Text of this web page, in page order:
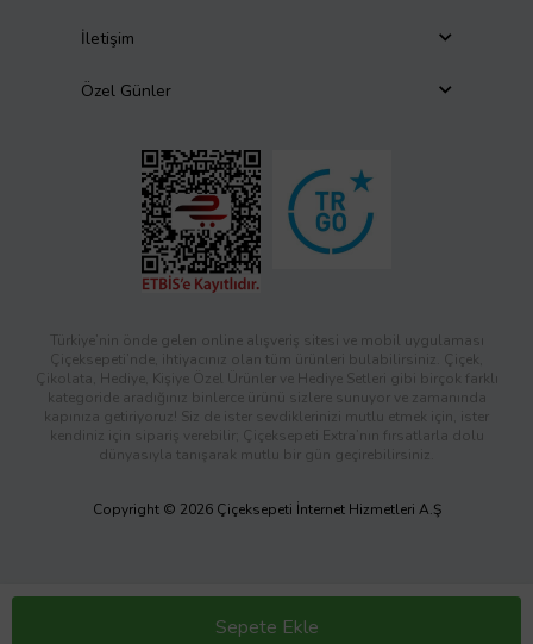
Sepete Ekle
İletişim
Özel Günler
Türkiye’nin önde gelen online alışveriş sitesi ve mobil uygulaması
Çiçeksepeti’nde, ihtiyacınız olan tüm ürünleri bulabilirsiniz. Çiçek,
Çikolata, Hediye, Kişiye Özel Ürünler ve Hediye Setleri gibi birçok farklı
kategoride aradığınız binlerce ürünü sizlere sunuyor ve zamanında
kapınıza getiriyoruz! Siz de ister sevdiklerinizi mutlu etmek için, ister
kendiniz için sipariş verebilir; Çiçeksepeti Extra’nın fırsatlarla dolu
dünyasıyla tanışarak mutlu bir gün geçirebilirsiniz.
Copyright © 2026 Çiçeksepeti İnternet Hizmetleri A.Ş